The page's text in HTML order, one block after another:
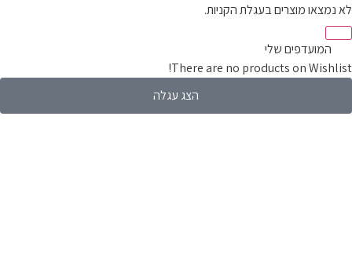
מוצרים בעגלת הקניות.
המועדפים שלי
There are no products on
הצג עגלה